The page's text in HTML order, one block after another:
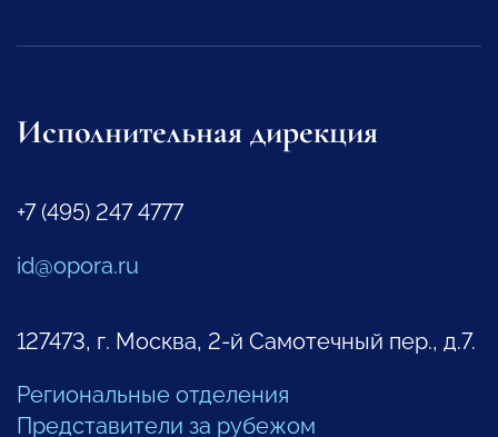
Исполнительная дирекция
+7 (495) 247 4777
id@opora.ru
127473, г. Москва, 2-й Самотечный пер., д.7.
Региональные отделения
Представители за рубежом